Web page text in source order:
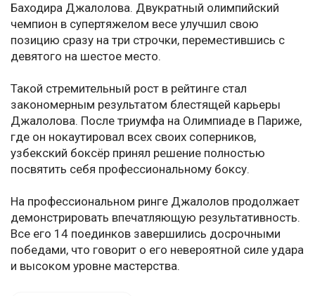
Баходира Джалолова. Двукратный олимпийский
чемпион в супертяжелом весе улучшил свою
позицию сразу на три строчки, переместившись с
девятого на шестое место.
Такой стремительный рост в рейтинге стал
закономерным результатом блестящей карьеры
Джалолова. После триумфа на Олимпиаде в Париже,
где он нокаутировал всех своих соперников,
узбекский боксёр принял решение полностью
посвятить себя профессиональному боксу.
На профессиональном ринге Джалолов продолжает
демонстрировать впечатляющую результативность.
Все его 14 поединков завершились досрочными
победами, что говорит о его невероятной силе удара
и высоком уровне мастерства.